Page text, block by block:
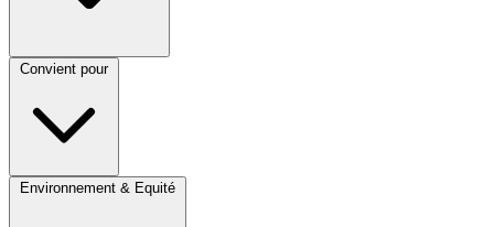
Convient pour
Environnement & Equité